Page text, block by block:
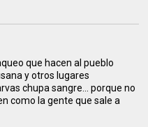
que hacen al pueblo
y otros lugares
chupa sangre... porque no
como la gente que sale a